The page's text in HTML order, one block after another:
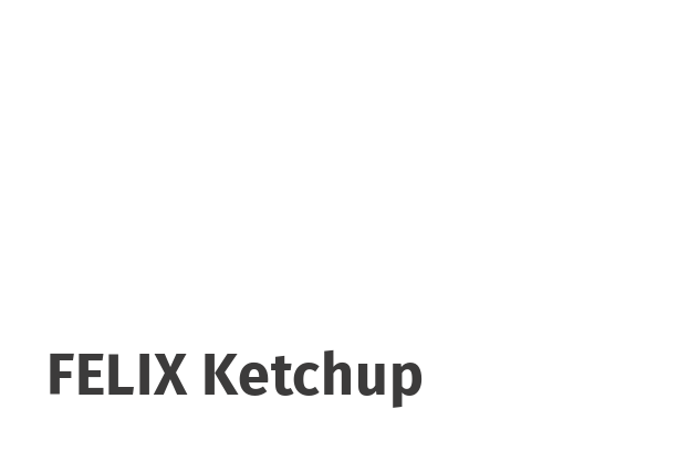
FELIX Ketchup